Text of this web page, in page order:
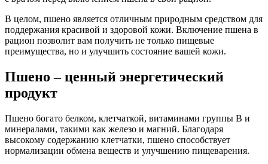
В целом, пшено является отличным природным средством для
поддержания красивой и здоровой кожи. Включение пшена в
рацион позволит вам получить не только пищевые
преимущества, но и улучшить состояние вашей кожи.
Пшено – ценный энергетический
продукт
Пшено богато белком, клетчаткой, витаминами группы В и
минералами, такими как железо и магний. Благодаря
высокому содержанию клетчатки, пшено способствует
нормализации обмена веществ и улучшению пищеварения.